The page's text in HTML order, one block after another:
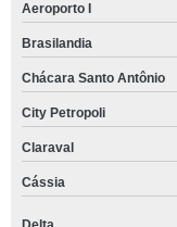
Aeroporto I
Brasilandia
Chácara Santo Antônio
City Petropoli
Claraval
Cássia